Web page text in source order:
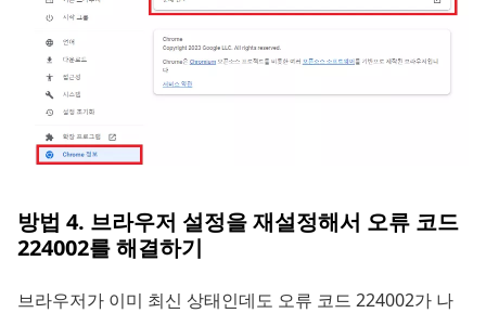
방법 4. 브라우저 설정을 재설정해서 오류 코드
224002를 해결하기
브라우저가 이미 최신 상태인데도 오류 코드 224002가 나